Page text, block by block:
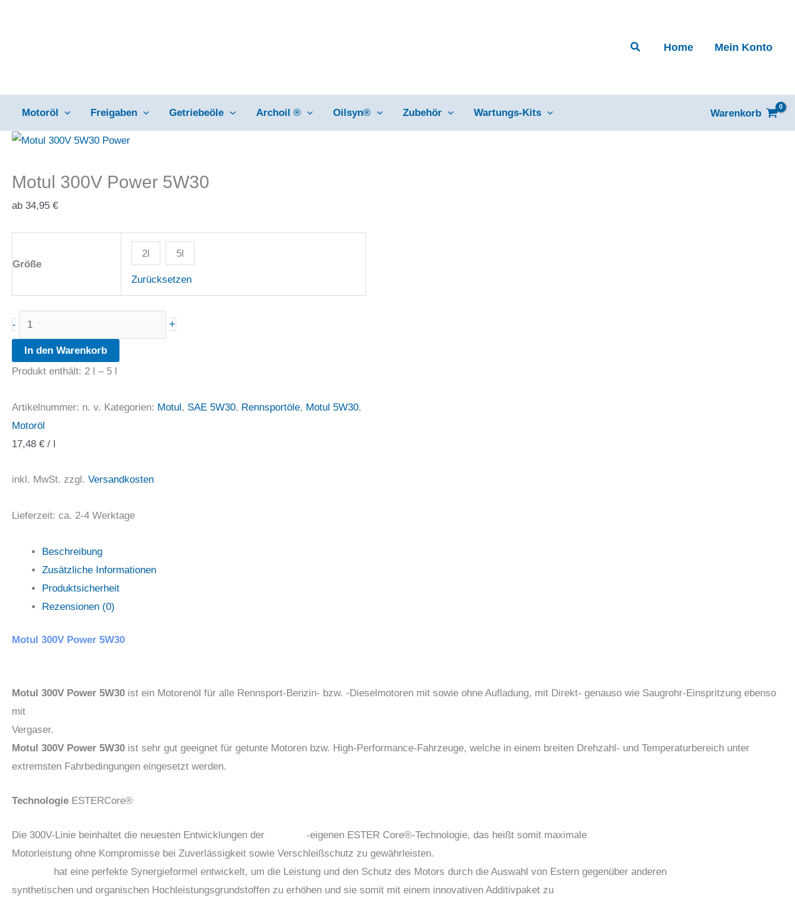
SuchenHome Mein Konto
Motoröl Freigaben Getriebeöle Archoil ® Oilsyn® Zubehör Wartungs-Kits Warenkorb
Motul 300V Power 5W30
ab 34,95 €
Größe
2l 5l
Zurücksetzen
-
Motul
300V
Power
5W30
+
In den Warenkorb
Produkt enthält: 2 l – 5 l
Artikelnummer: n. v. Kategorien: Motul, SAE 5W30, Rennsportöle, Motul 5W30,
Motoröl
17,48 € / l
inkl. MwSt. zzgl. Versandkosten
Lieferzeit: ca. 2-4 Werktage
Beschreibung
Zusätzliche Informationen
Produktsicherheit
Rezensionen (0)
Motul 300V Power 5W30
Motul 300V Power 5W30 ist ein Motorenöl für alle Rennsport-Benzin- bzw. -Dieselmotoren mit sowie ohne Aufladung, mit Direkt- genauso wie Saugrohr-Einspritzung ebenso
mit
Vergaser.
Motul 300V Power 5W30 ist sehr gut geeignet für getunte Motoren bzw. High-Performance-Fahrzeuge, welche in einem breiten Drehzahl- und Temperaturbereich unter
extremsten Fahrbedingungen eingesetzt werden.
Technologie ESTERCore®
Die 300V-Linie beinhaltet die neuesten Entwicklungen der
-eigenen ESTER Core®-Technologie, das heißt somit maximale
Motorleistung ohne Kompromisse bei Zuverlässigkeit sowie Verschleißschutz zu gewährleisten.
hat eine perfekte Synergieformel entwickelt, um die Leistung und den Schutz des Motors durch die Auswahl von Estern gegenüber anderen
synthetischen und organischen Hochleistungsgrundstoffen zu erhöhen und sie somit mit einem innovativen Additivpaket zu